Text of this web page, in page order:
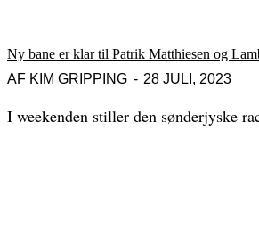
Ny bane er klar til Patrik Matthiesen og
AF KIM GRIPPING 28 JULI, 2023
I weekenden stiller den sønderjyske